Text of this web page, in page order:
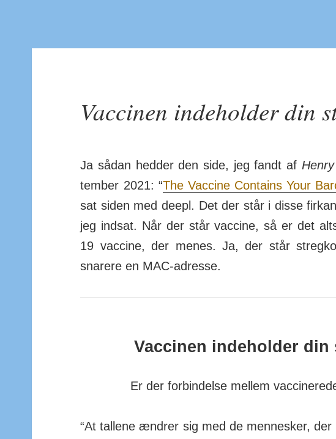
Vaccinen indeholder din
Ja sådan hedder den side, jeg fandt af
tember 2021: “The Vaccine Con­tains Your
sat siden med deepl. Det der står i disse
jeg indsat. Når der står vaccine, så er det
19 vaccine, der menes. Ja, der står
snarere en MAC-adresse.
Vaccinen indeholder din
Er der forbindelse mellem
“At tallene ændrer sig med de men­nesker,